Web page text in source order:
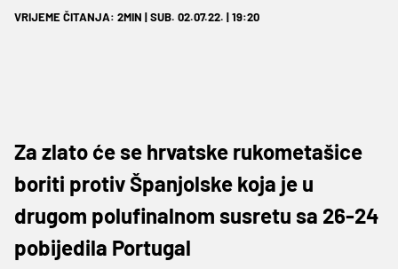
VRIJEME ČITANJA: 2MIN | SUB. 02.07.22. | 19:20
Za zlato će se hrvatske rukometašice
boriti protiv Španjolske koja je u
drugom polufinalnom susretu sa 26-24
pobijedila Portugal